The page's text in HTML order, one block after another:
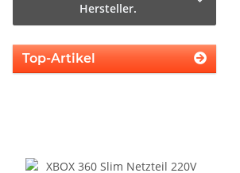
Hersteller.
Top-Artikel